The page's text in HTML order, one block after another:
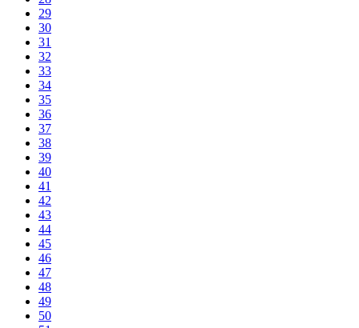
29
30
31
32
33
34
35
36
37
38
39
40
41
42
43
44
45
46
47
48
49
50